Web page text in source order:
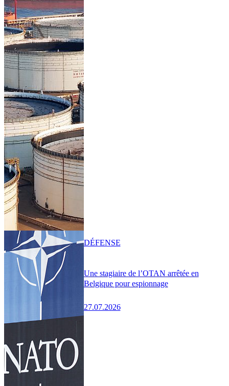
Une stagiaire de l’OTAN arrêtée en
Belgique pour espionnage
27.07.2026
DÉFENSE